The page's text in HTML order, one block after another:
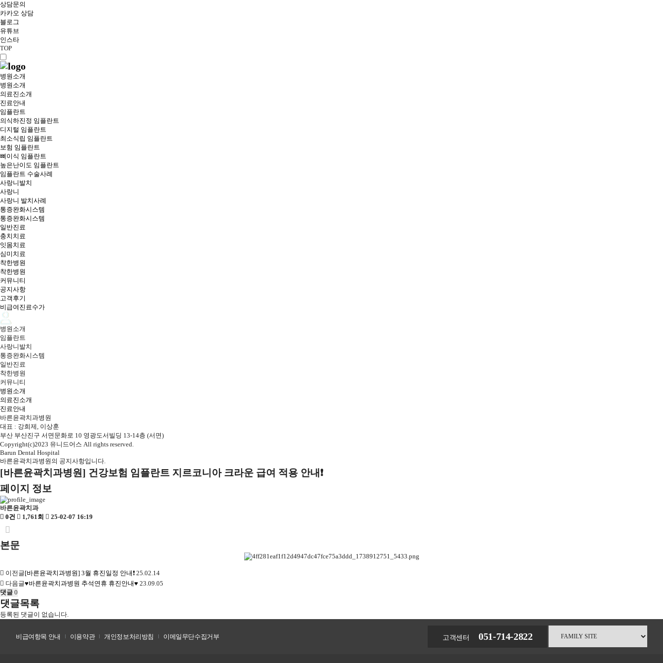
상담문의
카카오 상담
블로그
유튜브
인스타
TOP
병원소개
병원소개
의료진소개
진료안내
임플란트
의식하진정 임플란트
디지털 임플란트
최소식립 임플란트
보험 임플란트
뼈이식 임플란트
높은난이도 임플란트
임플란트 수술사례
사랑니발치
사랑니
사랑니 발치사례
통증완화시스템
통증완화시스템
일반진료
충치치료
잇몸치료
심미치료
착한병원
착한병원
커뮤니티
공지사항
고객후기
비급여진료수가
병원소개
임플란트
사랑니발치
통증완화시스템
일반진료
착한병원
커뮤니티
병원소개
의료진소개
진료안내
바른윤곽치과병원
대표 : 강희제, 이상훈
부산 부산진구 서면문화로 10 영광도서빌딩 13-14층 (서면)
Copyright(c)2023 유니드어스 All rights reserved.
Barun Dental Hospital
바른윤곽치과병원의 공지사항입니다.
[바른윤곽치과병원] 건강보험 임플란트 지르코니아 크라운 급여 적용 안내❗
페이지 정보
바른윤곽치과
0건
1,761회 25-02-07 16:19
본문
이전글[바른윤곽치과병원] 3월 휴진일정 안내❗ 25.02.14
다음글♥바른윤곽치과병원 추석연휴 휴진안내♥ 23.09.05
댓글 0
댓글목록
등록된 댓글이 없습니다.
비급여항목 안내 이용약관 개인정보처리방침 이메일무단수집거부 고객센터 051-714-2822